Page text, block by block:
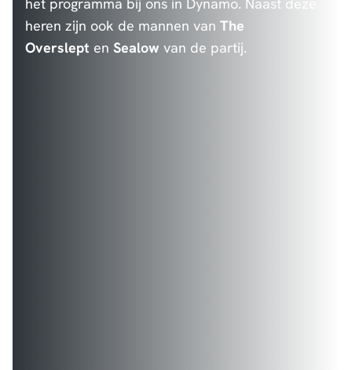
heren zijn ook de mannen van The
Overslept en Sealow van de partij.